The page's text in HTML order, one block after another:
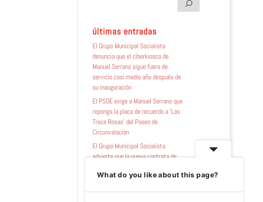
últimas entradas
El Grupo Municipal Socialista
denuncia que el ciberkiosco de
Manuel Serrano sigue fuera de
servicio casi medio año después de
su inauguración
El PSOE exige a Manuel Serrano que
reponga la placa de recuerdo a ‘Las
Trece Rosas’ del Paseo de
Circunvalación
El Grupo Municipal Socialista
advierte que la nueva contrata de
trabajo por delante tras el abandono
What do you like about this page?